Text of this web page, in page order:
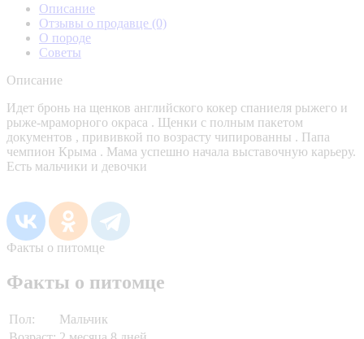
Описание
Отзывы о продавце (0)
О породе
Советы
Описание
Идет бронь на щенков английского кокер спаниеля рыжего и
рыже-мраморного окраса . Щенки с полным пакетом
документов , прививкой по возрасту чипированны . Папа
чемпион Крыма . Мама успешно начала выставочную карьеру.
Есть мальчики и девочки
Факты о питомце
Факты о питомце
Пол:
Мальчик